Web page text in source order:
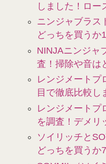
しました！ロー
ニンジャブラス
どっちを買うか
NINJAニンジャ
査！掃除や音は
レンジメートプ
目で徹底比較し
レンジメートプ
を調査！デメリ
ソイリッチと
どっちを買うか